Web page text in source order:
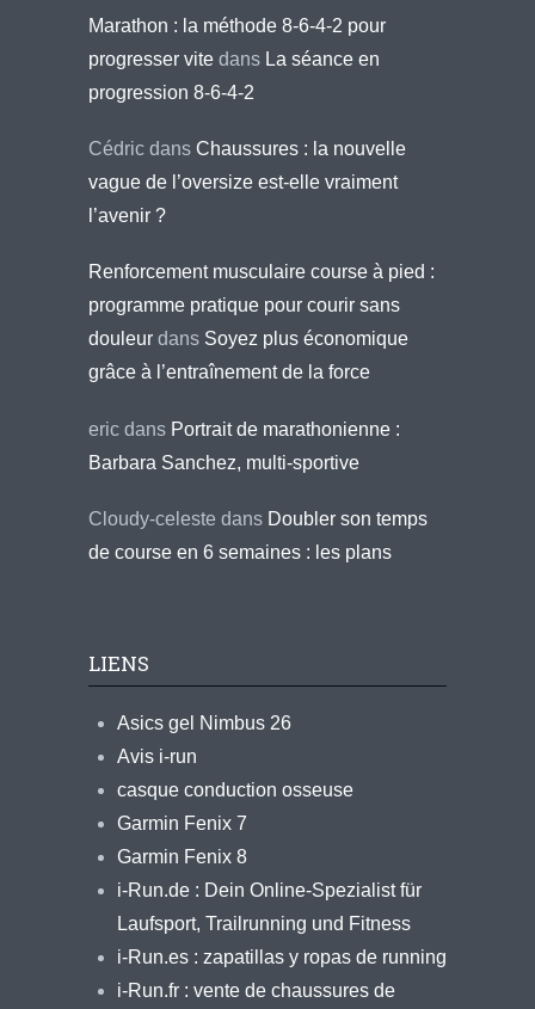
Marathon : la méthode 8-6-4-2 pour
progresser vite dans La séance en
progression 8-6-4-2
Cédric dans Chaussures : la nouvelle
vague de l’oversize est-elle vraiment
l’avenir ?
Renforcement musculaire course à pied :
programme pratique pour courir sans
douleur dans Soyez plus économique
grâce à l’entraînement de la force
eric dans Portrait de marathonienne :
Barbara Sanchez, multi-sportive
Cloudy-celeste dans Doubler son temps
de course en 6 semaines : les plans
LIENS
Asics gel Nimbus 26
Avis i-run
casque conduction osseuse
Garmin Fenix 7
Garmin Fenix 8
i-Run.de : Dein Online-Spezialist für
Laufsport, Trailrunning und Fitness
i-Run.es : zapatillas y ropas de running
i-Run.fr : vente de chaussures de